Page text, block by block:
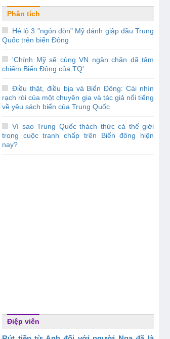
cạnh tranh với Boeing
Phân tích
Hé lộ 3 "ngón đòn" Mỹ đánh giập đầu Trung
Quốc trên biển Đông
'Chính Mỹ sẽ cùng VN ngăn chặn dã tâm
chiếm Biển Đông của TQ'
Điều thật, điều bịa và Biển Đông: Cái nhìn
rạch ròi của một chuyên gia và tác giả nổi tiếng
về yêu sách biển của Trung Quốc
Vì sao Trung Quốc thách thức cả thế giới
trong cuộc tranh chấp trên Biển đông hiện
nay?
Điệp viên